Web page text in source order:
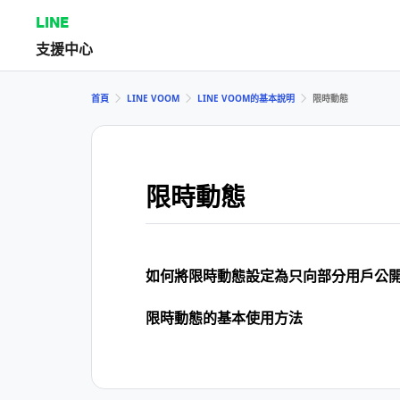
LINE
支援中心
首頁 LINE VOOM LINE VOOM的基本說明 限時動態
限時動態
如何將限時動態設定為只向部分用戶公
限時動態的基本使用方法